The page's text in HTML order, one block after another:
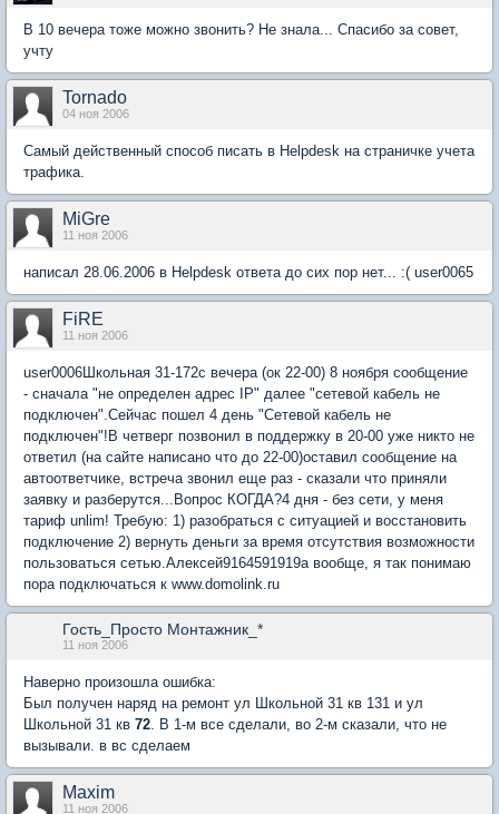
В 10 вечера тоже можно звонить? Не знала... Спасибо за совет,
учту
Tornado
04 ноя 2006
Самый действенный способ писать в Helpdesk на страничке учета
трафика.
MiGre
11 ноя 2006
написал 28.06.2006 в Helpdesk ответа до сих пор нет... :( user0065
FiRE
11 ноя 2006
user0006Школьная 31-172с вечера (ок 22-00) 8 ноября сообщение
- сначала "не определен адрес IP" далее "сетевой кабель не
подключен".Сейчас пошел 4 день "Сетевой кабель не
подключен"!В четверг позвонил в поддержку в 20-00 уже никто не
ответил (на сайте написано что до 22-00)оставил сообщение на
автоответчике, встреча звонил еще раз - сказали что приняли
заявку и разберутся...Вопрос КОГДА?4 дня - без сети, у меня
тариф unlim! Требую: 1) разобраться с ситуацией и восстановить
подключение 2) вернуть деньги за время отсутствия возможности
пользоваться сетью.Алексей9164591919а вообще, я так понимаю
пора подключаться к www.domolink.ru
Гость_Просто Монтажник_*
11 ноя 2006
Наверно произошла ошибка:
Был получен наряд на ремонт ул Школьной 31 кв 131 и ул
Школьной 31 кв 72 . В 1-м все сделали, во 2-м сказали, что не
вызывали. в вс сделаем
Maxim
11 ноя 2006